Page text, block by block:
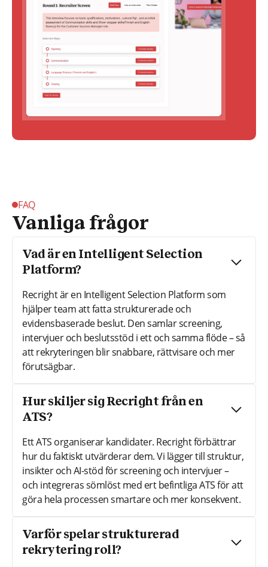
FAQ
Vanliga frågor
Vad är en Intelligent Selection
Platform?
Recright är en Intelligent Selection Platform som
hjälper team att fatta strukturerade och
evidensbaserade beslut. Den samlar screening,
intervjuer och beslutsstöd i ett och samma flöde – så
att rekryteringen blir snabbare, rättvisare och mer
förutsägbar.
Hur skiljer sig Recright från en
ATS?
Ett ATS organiserar kandidater. Recright förbättrar
hur du faktiskt utvärderar dem. Vi lägger till struktur,
insikter och AI-stöd för screening och intervjuer –
och integreras sömlöst med ert befintliga ATS för att
göra hela processen smartare och mer konsekvent.
Varför spelar strukturerad
rekrytering roll?